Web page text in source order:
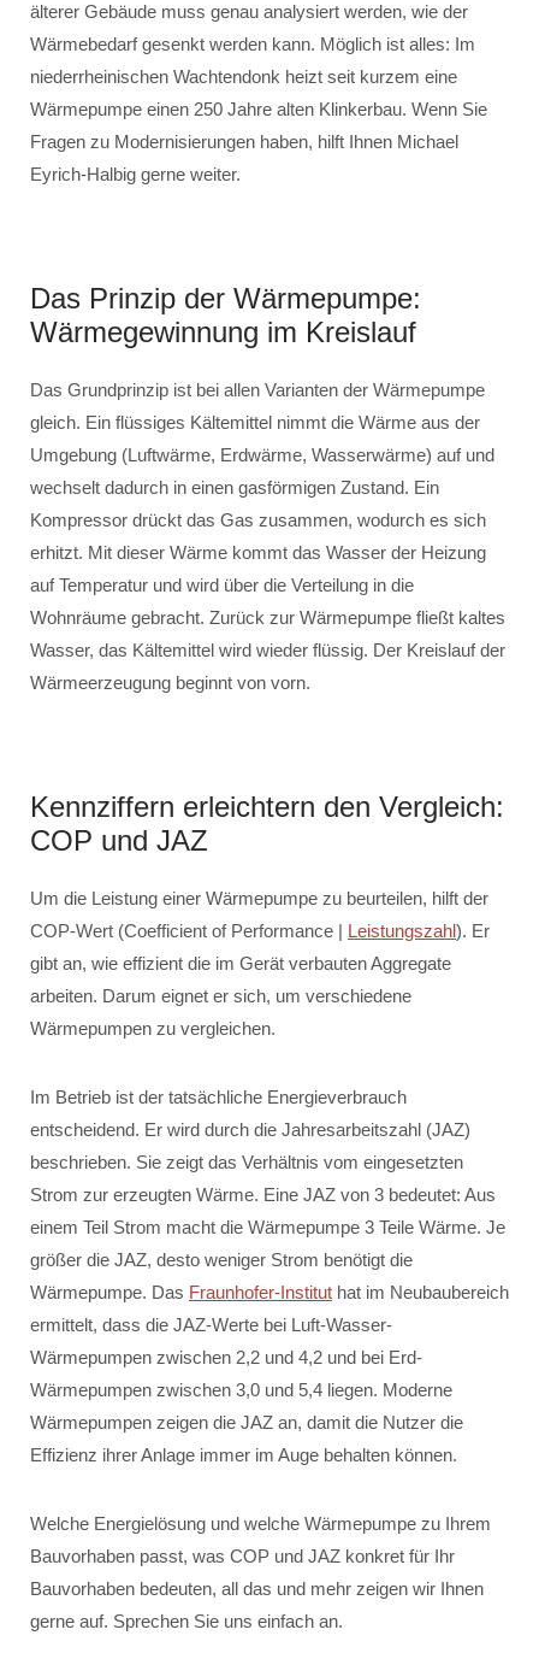
älterer Gebäude muss genau analysiert werden, wie der
Wärmebedarf gesenkt werden kann. Möglich ist alles: Im
niederrheinischen Wachtendonk heizt seit kurzem eine
Wärmepumpe einen 250 Jahre alten Klinkerbau. Wenn Sie
Fragen zu Modernisierungen haben, hilft Ihnen Michael
Eyrich-Halbig gerne weiter.
Das Prinzip der Wärmepumpe:
Wärmegewinnung im Kreislauf
Das Grundprinzip ist bei allen Varianten der Wärmepumpe
gleich. Ein flüssiges Kältemittel nimmt die Wärme aus der
Umgebung (Luftwärme, Erdwärme, Wasserwärme) auf und
wechselt dadurch in einen gasförmigen Zustand. Ein
Kompressor drückt das Gas zusammen, wodurch es sich
erhitzt. Mit dieser Wärme kommt das Wasser der Heizung
auf Temperatur und wird über die Verteilung in die
Wohnräume gebracht. Zurück zur Wärmepumpe fließt kaltes
Wasser, das Kältemittel wird wieder flüssig. Der Kreislauf der
Wärmeerzeugung beginnt von vorn.
Kennziffern erleichtern den Vergleich:
COP und JAZ
Um die Leistung einer Wärmepumpe zu beurteilen, hilft der
COP-Wert (Coefficient of Performance | Leistungszahl). Er
gibt an, wie effizient die im Gerät verbauten Aggregate
arbeiten. Darum eignet er sich, um verschiedene
Wärmepumpen zu vergleichen.
Im Betrieb ist der tatsächliche Energieverbrauch
entscheidend. Er wird durch die Jahresarbeitszahl (JAZ)
beschrieben. Sie zeigt das Verhältnis vom eingesetzten
Strom zur erzeugten Wärme. Eine JAZ von 3 bedeutet: Aus
einem Teil Strom macht die Wärmepumpe 3 Teile Wärme. Je
größer die JAZ, desto weniger Strom benötigt die
Wärmepumpe. Das Fraunhofer-Institut hat im Neubaubereich
ermittelt, dass die JAZ-Werte bei Luft-Wasser-
Wärmepumpen zwischen 2,2 und 4,2 und bei Erd-
Wärmepumpen zwischen 3,0 und 5,4 liegen. Moderne
Wärmepumpen zeigen die JAZ an, damit die Nutzer die
Effizienz ihrer Anlage immer im Auge behalten können.
Welche Energielösung und welche Wärmepumpe zu Ihrem
Bauvorhaben passt, was COP und JAZ konkret für Ihr
Bauvorhaben bedeuten, all das und mehr zeigen wir Ihnen
gerne auf. Sprechen Sie uns einfach an.